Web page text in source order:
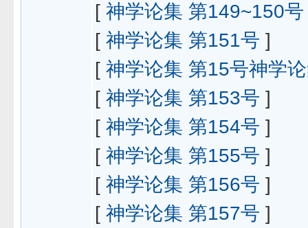
[ 神学论集 第149~150号
[ 神学论集 第151号 ]
[ 神学论集 第15号神学
[ 神学论集 第153号 ]
[ 神学论集 第154号 ]
[ 神学论集 第155号 ]
[ 神学论集 第156号 ]
[ 神学论集 第157号 ]